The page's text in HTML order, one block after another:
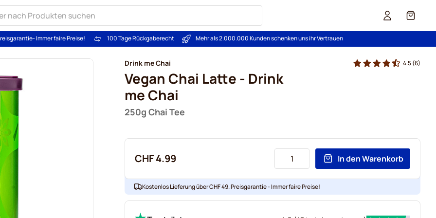
Cart
- Immer faire Preise! 100 Tage Rückgaberecht Mehr als 2.000.000 Kunden schenken uns ihr Vertrauen
Drink me Chai
Vegan Chai Latte - Drink
me Chai
250g Chai Tee
4.5(6)
CHF 4.99 In den Warenkorb
Kostenlos Lieferung über CHF 49. Preisgarantie - Immer faire Preise!